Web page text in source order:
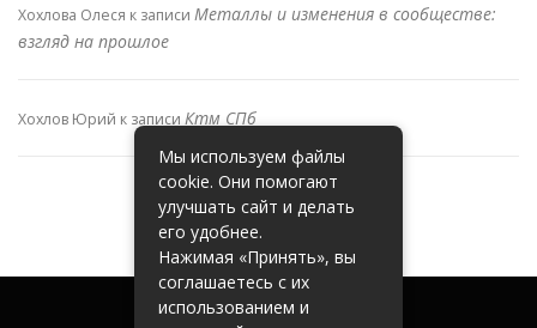
Хохлова Олеся к записи Металлы и изменения в сообществе:
взгляд на прошлое
Хохлов Юрий к записи Ктм СПб
Мы используем файлы
cookie. Они помогают
улучшать сайт и делать
его удобнее.
Нажимая «Принять», вы
соглашаетесь с их
использованием и